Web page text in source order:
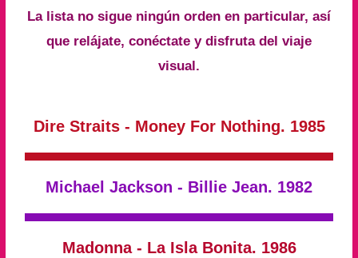
La lista no sigue ningún orden en particular, así
que relájate, conéctate y disfruta del viaje
visual.
Dire Straits - Money For Nothing. 1985
Michael Jackson - Billie Jean. 1982
Madonna - La Isla Bonita. 1986